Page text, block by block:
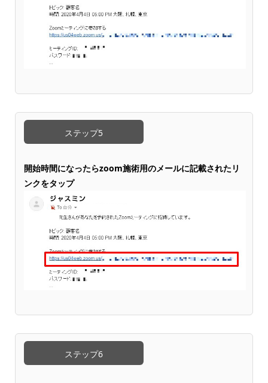
ステップ5
開始時間になったらzoom施術用のメールに記載されたリ
ンクをタップ
ステップ6